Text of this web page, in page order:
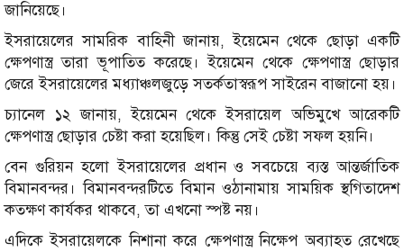
জানিয়েছে।
ইসরায়েলের সামরিক বাহিনী জানায়, ইয়েমেন থেকে ছোড়া একটি
ক্ষেপণাস্ত্র তারা ভূপাতিত করেছে। ইয়েমেন থেকে ক্ষেপণাস্ত্র ছোড়ার
জেরে ইসরায়েলের মধ্যাঞ্চলজুড়ে সতর্কতাস্বরূপ সাইরেন বাজানো হয়।
চ্যানেল ১২ জানায়, ইয়েমেন থেকে ইসরায়েল অভিমুখে আরেকটি
ক্ষেপণাস্ত্র ছোড়ার চেষ্টা করা হয়েছিল। কিন্তু সেই চেষ্টা সফল হয়নি।
বেন গুরিয়ন হলো ইসরায়েলের প্রধান ও সবচেয়ে ব্যস্ত আন্তর্জাতিক
বিমানবন্দর। বিমানবন্দরটিতে বিমান ওঠানামায় সাময়িক স্থগিতাদেশ
কতক্ষণ কার্যকর থাকবে, তা এখনো স্পষ্ট নয়।
এদিকে ইসরায়েলকে নিশানা করে ক্ষেপণাস্ত্র নিক্ষেপ অব্যাহত রেখেছে